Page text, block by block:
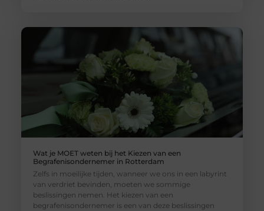
Wat je MOET weten bij het Kiezen van een
Begrafenisondernemer in Rotterdam
Zelfs in moeilijke tijden, wanneer we ons in een labyrint
van verdriet bevinden, moeten we sommige
beslissingen nemen. Het kiezen van een
begrafenisondernemer is een van deze beslissingen